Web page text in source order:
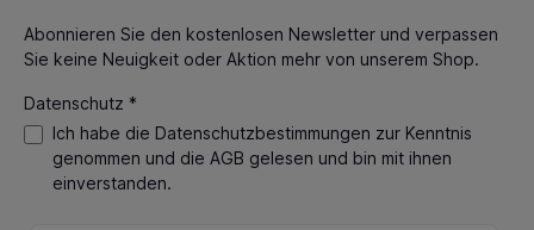
Abonnieren Sie den kostenlosen Newsletter und verpassen
Sie keine Neuigkeit oder Aktion mehr von unserem Shop.
Datenschutz *
Ich habe die Datenschutzbestimmungen zur Kenntnis
genommen und die AGB gelesen und bin mit ihnen
einverstanden.